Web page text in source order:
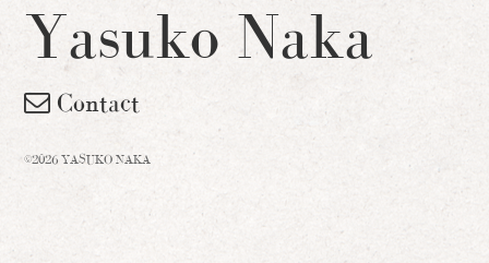
Yasuko Naka
Contact
©2026 YASUKO NAKA